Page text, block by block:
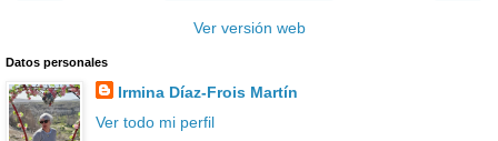
Ver versión web
Datos personales
Irmina Díaz-Frois Martín
Ver todo mi perfil